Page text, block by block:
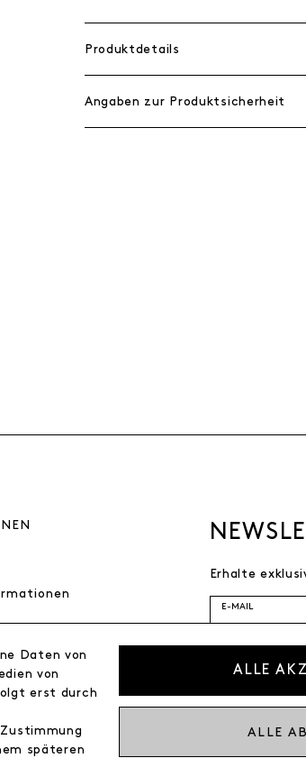
Produktdetails
Angaben zur Produktsicherheit
Erhalte
E-MAIL
Ich
* inkl. MwSt.
Daten von
von
erst durch
späteren
ALLE
ALLE